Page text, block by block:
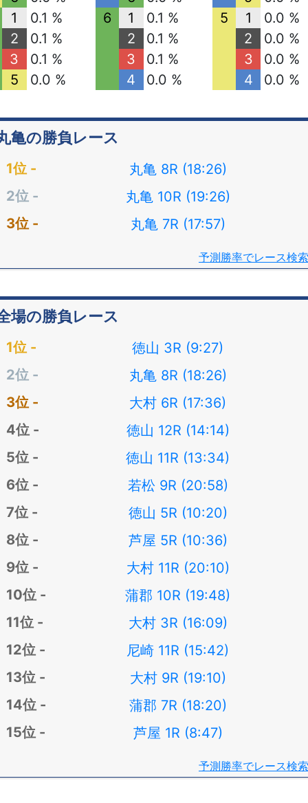
1
0.1 %
2
0.1 %
3
0.1 %
5
0.0 %
6
1
0.1 %
2
0.1 %
3
0.1 %
4
0.0 %
5
1
0.0 %
2
0.0 %
3
0.0 %
4
0.0 %
亀の勝負レース
丸亀 8R (18:26)
丸亀 10R (19:26)
丸亀 7R (17:57)
予測勝率でレース検索
場の勝負レース
徳山 3R (9:27)
丸亀 8R (18:26)
大村 6R (17:36)
徳山 12R (14:14)
徳山 11R (13:34)
若松 9R (20:58)
徳山 5R (10:20)
芦屋 5R (10:36)
大村 11R (20:10)
蒲郡 10R (19:48)
大村 3R (16:09)
尼崎 11R (15:42)
大村 9R (19:10)
蒲郡 7R (18:20)
芦屋 1R (8:47)
予測勝率でレース検索